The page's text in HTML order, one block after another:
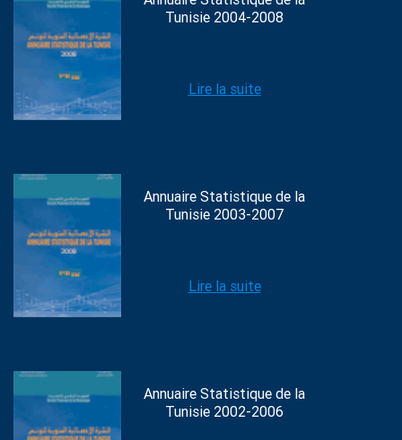
Tunisie 2004-2008
Lire la suite
Annuaire Statistique de la
Tunisie 2003-2007
Lire la suite
Annuaire Statistique de la
Tunisie 2002-2006